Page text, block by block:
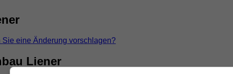
Sie eine Änderung vorschlagen?
Liener